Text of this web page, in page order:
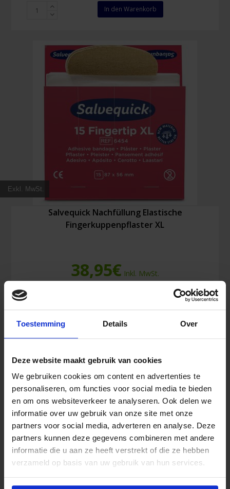
Toestemming Details Over
Deze website maakt gebruik van cookies
We gebruiken cookies om content en advertenties te
personaliseren, om functies voor social media te bieden
en om ons websiteverkeer te analyseren. Ook delen we
informatie over uw gebruik van onze site met onze
partners voor social media, adverteren en analyse. Deze
partners kunnen deze gegevens combineren met andere
informatie die u aan ze heeft verstrekt of die ze hebben
verzameld op basis van uw gebruik van hun services.
Exkl. MwSt.
Salvequick
Nachfüllung
In den Warenkorb
Salvequick Nachfüllung Elastische
Fingerkuppenpflaster XL
38,95€ Inkl. MwSt.
Salvequick
Nachfüllung
Menge